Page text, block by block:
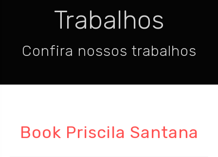
Trabalhos
Confira nossos trabalhos
Book Priscila Santana